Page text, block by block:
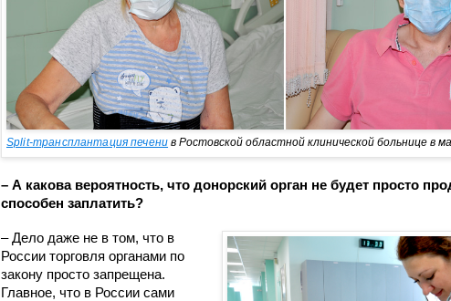
Split-трансплантация печени в Ростовской областной клинической больнице в
– А какова вероятность, что донорский орган не будет просто
способен заплатить?
– Дело даже не в том, что в
России торговля органами по
закону просто запрещена.
Главное, что в России сами